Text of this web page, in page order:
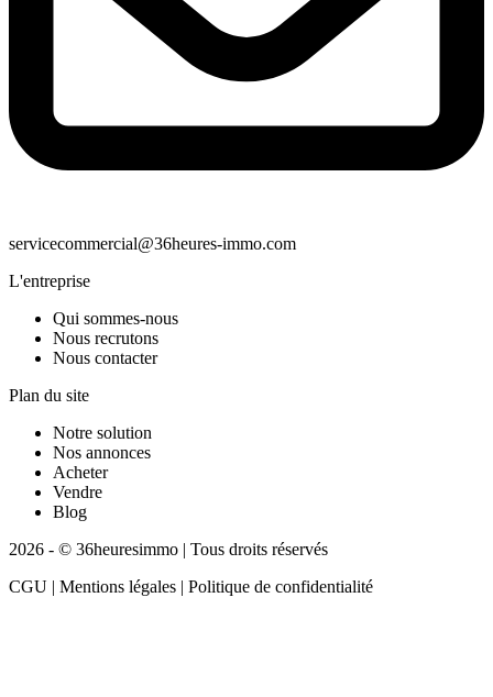
servicecommercial@36heures-immo.com
L'entreprise
Qui sommes-nous
Nous recrutons
Nous contacter
Plan du site
Notre solution
Nos annonces
Acheter
Vendre
Blog
2026 - © 36heuresimmo | Tous droits réservés
CGU | Mentions légales | Politique de confidentialité